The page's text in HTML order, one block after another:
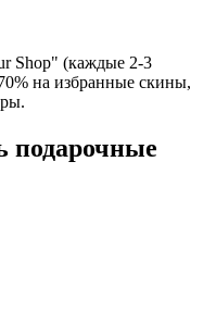
Shop" (каждые 2-3
на избранные скины,
подарочные